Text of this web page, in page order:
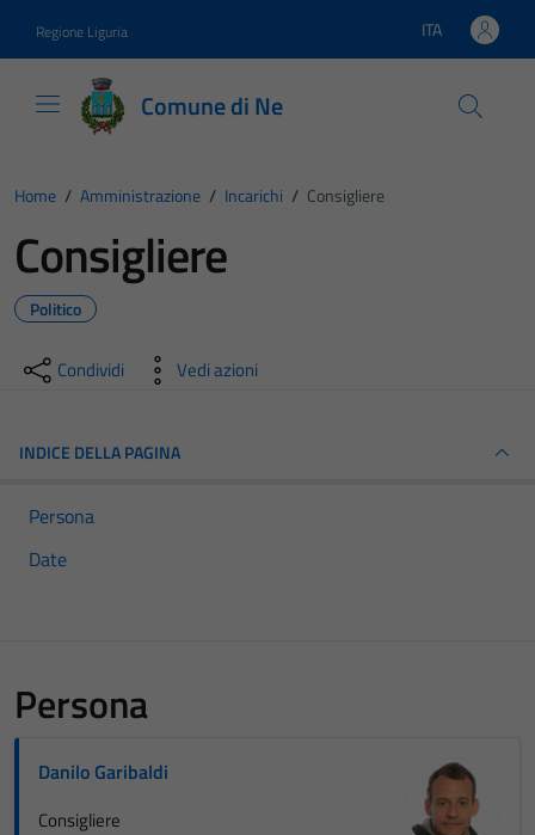
Regione Liguria Lingua attiva:
ITA
Comune di Ne
Home / Amministrazione / Incarichi / Consigliere
Consigliere
Politico
Condividi Vedi azioni
INDICE DELLA PAGINA
Persona
Date
Persona
Danilo Garibaldi
Consigliere